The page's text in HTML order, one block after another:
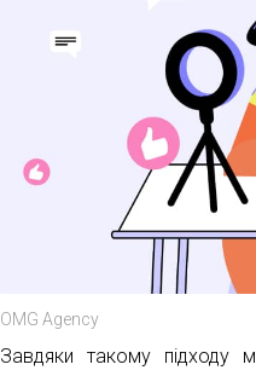
OMG Agency
Завдяки такому підходу